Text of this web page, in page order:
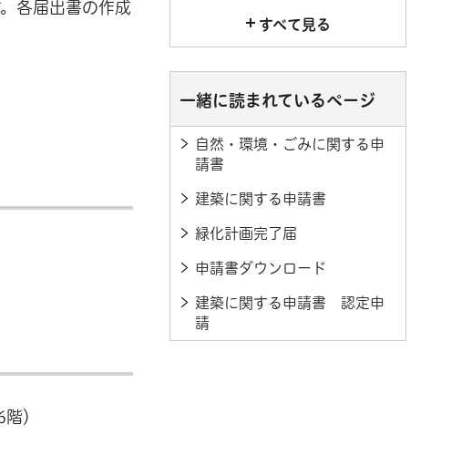
各届出書の作成
）
すべて見る
一緒に読まれているページ
自然・環境・ごみに関する申
請書
建築に関する申請書
緑化計画完了届
申請書ダウンロード
建築に関する申請書 認定申
請